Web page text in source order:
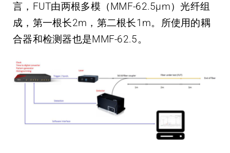
言，FUT由两根多模（MMF-62.5µm）光纤组
成，第一根长2m，第二根长1m。所使用的耦
合器和检测器也是MMF-62.5。